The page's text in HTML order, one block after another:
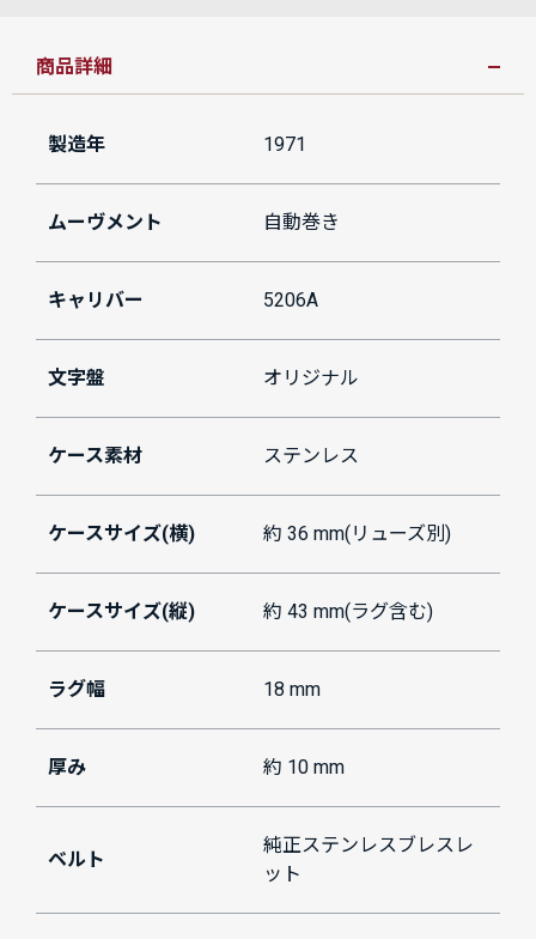
商品詳細
製造年 1971
ムーヴメント 自動巻き
キャリバー 5206A
文字盤 オリジナル
ケース素材 ステンレス
ケースサイズ(横) 約 36 mm(リューズ別)
ケースサイズ(縦) 約 43 mm(ラグ含む)
ラグ幅 18 mm
厚み 約 10 mm
ベルト
純正ステンレスブレスレ
ット